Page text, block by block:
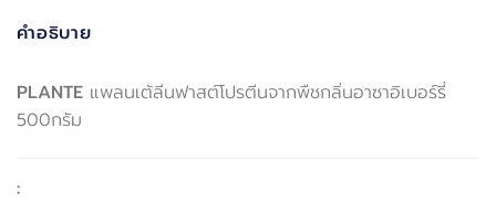
คำอธิบาย
PLANTE แพลนเต้ลีนฟาสต์โปรตีนจากพืชกลิ่นอาซาอิเบอร์รี่
500กรัม
: